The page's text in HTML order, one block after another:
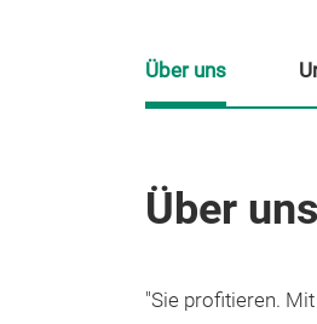
Über uns
"Sie profitieren.
Über uns